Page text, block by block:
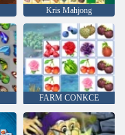
Kris Mahjong
FARM CONKCE